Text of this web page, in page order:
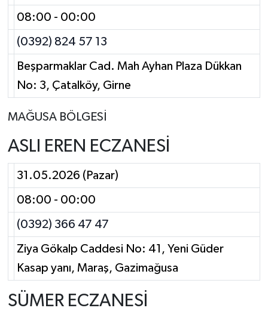
08:00 - 00:00
(0392) 824 57 13
Beşparmaklar Cad. Mah Ayhan Plaza Dükkan
No: 3, Çatalköy, Girne
MAĞUSA BÖLGESİ
ASLI EREN ECZANESİ
31.05.2026 (Pazar)
08:00 - 00:00
(0392) 366 47 47
Ziya Gökalp Caddesi No: 41, Yeni Güder
Kasap yanı, Maraş, Gazimağusa
SÜMER ECZANESİ